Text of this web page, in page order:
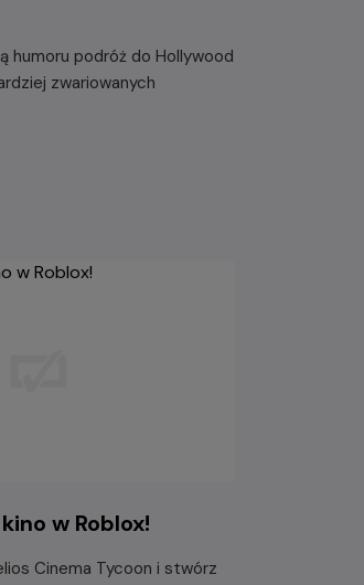
humoru podróż do Hollywood
zwariowanych
w Roblox!
Cinema Tycoon i stwórz